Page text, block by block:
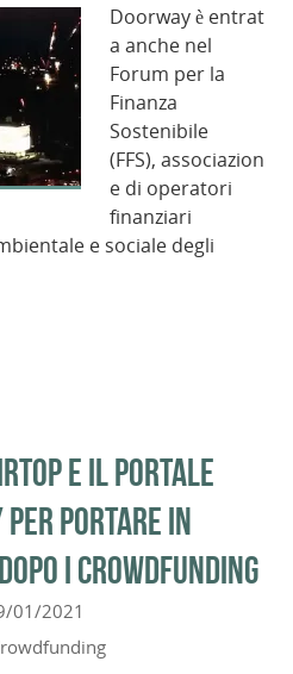
Doorway è entrat
a anche nel
Forum per la
Finanza
Sostenibile
(FFS), associazion
e di operatori
finanziari
e sociale degli
e il portale
per portare in
i crowdfunding
01/2021